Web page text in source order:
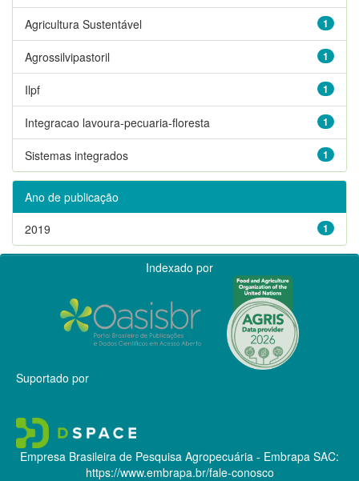
1
Agricultura Sustentável
1
Agrossilvipastoril
1
Ilpf
1
Integracao lavoura-pecuaria-floresta
1
Sistemas integrados
Ano de publicação
1
2019
Indexado por
Suportado por
Empresa Brasileira de Pesquisa Agropecuária - Embrapa SAC:
https://www.embrapa.br/fale-conosco